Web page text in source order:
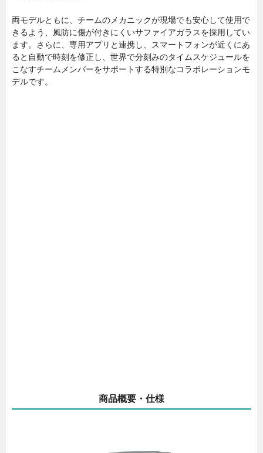
両モデルともに、チームのメカニックが現場でも安心して使用で
きるよう、風防に傷が付きにくいサファイアガラスを採用してい
ます。さらに、専用アプリと連携し、スマートフォンが近くにあ
ると自動で時刻を修正し、世界で分刻みのタイムスケジュールを
こなすチームメンバーをサポートする特別なコラボレーションモ
デルです。
商品概要・仕様